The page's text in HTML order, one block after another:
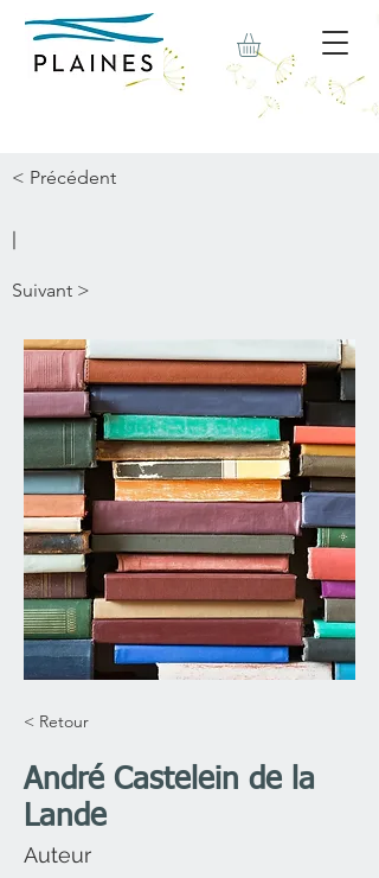
< Précédent
|
Suivant >
< Retour
André Castelein de la
Lande
Auteur